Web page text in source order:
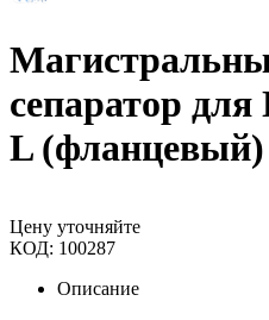
сепаратор
L (фланцевый)
Цену уточняйте
КОД: 100287
Описание